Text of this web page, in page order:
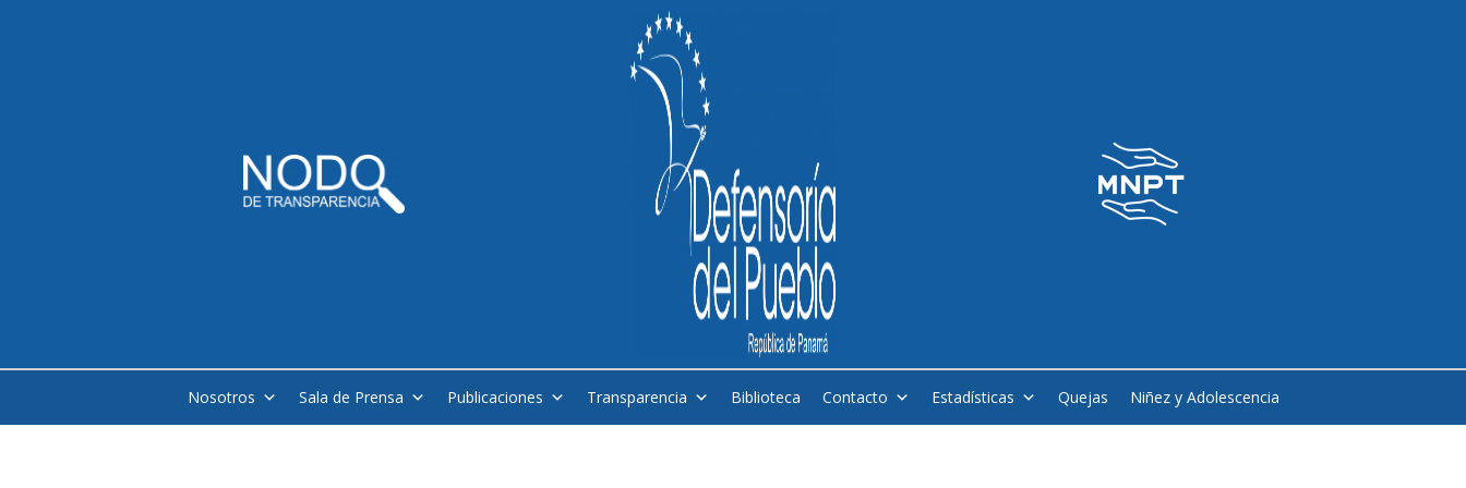
Nosotros Sala de Prensa Publicaciones Transparencia Biblioteca Contacto Estadísticas Quejas Niñez y Adolescencia